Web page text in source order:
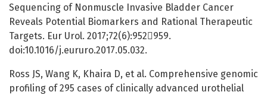
Sequencing of Nonmuscle Invasive Bladder Cancer
Reveals Potential Biomarkers and Rational Therapeutic
Targets. Eur Urol. 2017;72(6):952959.
doi:10.1016/j.eururo.2017.05.032.
Ross JS, Wang K, Khaira D, et al. Comprehensive genomic
profiling of 295 cases of clinically advanced urothelial